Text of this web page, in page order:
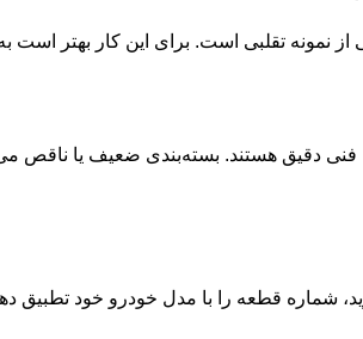
نمونه تقلبی است. برای این کار بهتر است
دقیق هستند. بسته‌بندی ضعیف یا ناقص
قطعه را با مدل خودرو خود تطبیق